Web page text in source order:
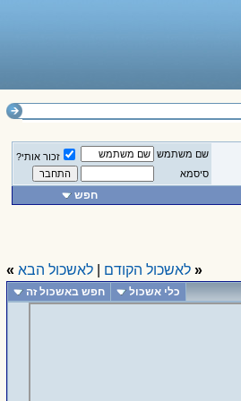
שם משתמש
זכור אותי?
סיסמא
חפש
« לאשכול הקודם לאשכול הבא »
כלי אשכול חפש באשכול זה